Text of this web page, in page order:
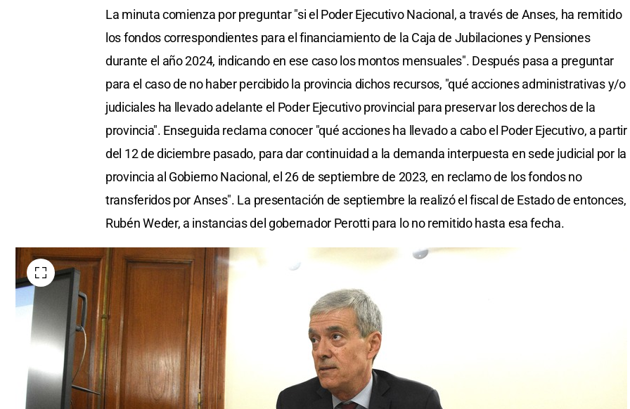
La minuta comienza por preguntar "si el Poder Ejecutivo Nacional, a través de Anses, ha remitido
los fondos correspondientes para el financiamiento de la Caja de Jubilaciones y Pensiones
durante el año 2024, indicando en ese caso los montos mensuales". Después pasa a preguntar
para el caso de no haber percibido la provincia dichos recursos, "qué acciones administrativas y/o
judiciales ha llevado adelante el Poder Ejecutivo provincial para preservar los derechos de la
provincia". Enseguida reclama conocer "qué acciones ha llevado a cabo el Poder Ejecutivo, a partir
del 12 de diciembre pasado, para dar continuidad a la demanda interpuesta en sede judicial por la
provincia al Gobierno Nacional, el 26 de septiembre de 2023, en reclamo de los fondos no
transferidos por Anses". La presentación de septiembre la realizó el fiscal de Estado de entonces,
Rubén Weder, a instancias del gobernador Perotti para lo no remitido hasta esa fecha.